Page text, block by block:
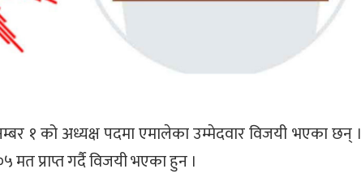
१ को अध्यक्ष पदमा एमालेका उम्मेदवार विजयी भएका छन् ।
प्राप्त गर्दै विजयी भएका हुन ।